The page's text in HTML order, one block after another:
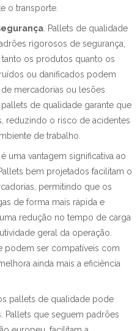
o transporte.
. Pallets de qualidade
rigorosos de segurança,
os produtos quanto os
ou danificados podem
mercadorias ou lesões
de qualidade garante que
reduzindo o risco de acidentes
de trabalho.
uma vantagem significativa ao
bem projetados facilitam o
permitindo que os
de forma mais rápida e
redução no tempo de carga
geral da operação.
podem ser compatíveis com
ainda mais a eficiência
pallets de qualidade pode
Pallets que seguem padrões